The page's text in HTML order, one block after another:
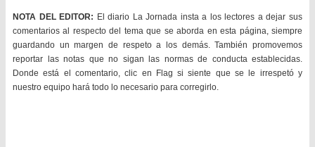
NOTA DEL EDITOR: El diario La Jornada insta a los lectores a dejar sus
comentarios al respecto del tema que se aborda en esta página, siempre
guardando un margen de respeto a los demás. También promovemos
reportar las notas que no sigan las normas de conducta establecidas.
Donde está el comentario, clic en Flag si siente que se le irrespetó y
nuestro equipo hará todo lo necesario para corregirlo.